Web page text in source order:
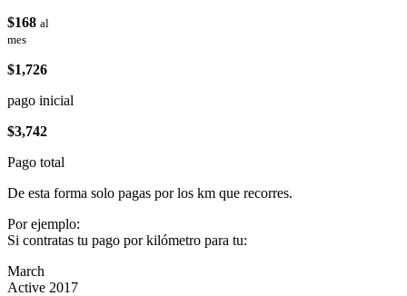
$168 al
mes
$1,726
pago inicial
$3,742
Pago total
De esta forma solo pagas por los km que recorres.
Por ejemplo:
Si contratas tu pago por kilómetro para tu:
March
Active 2017